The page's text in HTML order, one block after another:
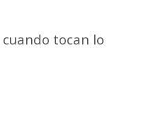
tocan lo